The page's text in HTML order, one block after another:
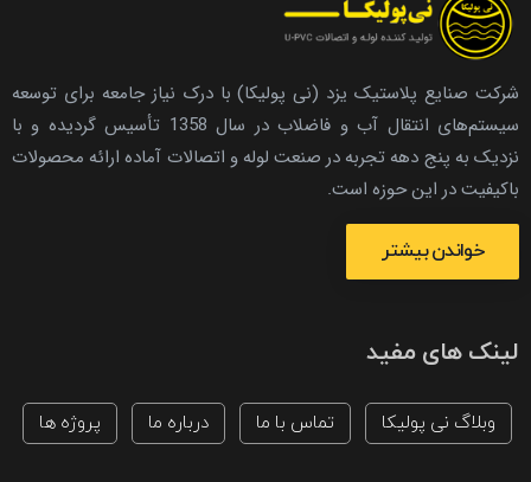
شرکت صنایع پلاستیک یزد (نی پولیکا) با درک نیاز جامعه برای توسعه
سیستم‌های انتقال آب و فاضلاب در سال 1358 تأسیس گردیده و با
نزدیک به پنج دهه تجربه در صنعت لوله و اتصالات آماده ارائه محصولات
باکیفیت در این حوزه است.
خواندن بیشتر
لینک های مفید
وبلاگ نی پولیکا تماس با ما درباره ما پروژه ها